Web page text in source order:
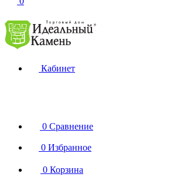
Кабинет
0 Сравнение
0 Избранное
0 Корзина